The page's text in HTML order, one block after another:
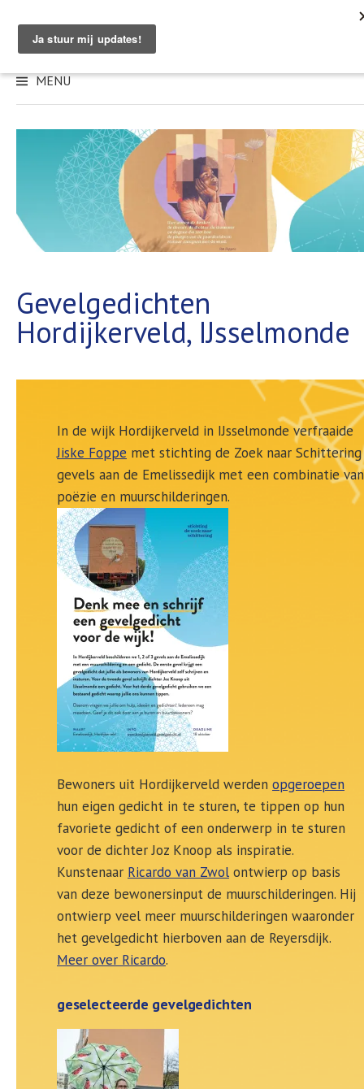
to
content
MENU
Gevelgedichten
Hordijkerveld, IJsselmonde
In de wijk Hordijkerveld in IJsselmonde verfraaide
Jiske Foppe met stichting de Zoek naar Schittering
gevels aan de Emelissedijk met een combinatie van
poëzie en muurschilderingen.
Bewoners uit Hordijkerveld werden opgeroepen
hun eigen gedicht in te sturen, te tippen op hun
favoriete gedicht of een onderwerp in te sturen
voor de dichter Joz Knoop als inspiratie.
Kunstenaar Ricardo van Zwol ontwierp op basis
van deze bewonersinput de muurschilderingen. Hij
ontwierp veel meer muurschilderingen waaronder
het gevelgedicht hierboven aan de Reyersdijk.
Meer over Ricardo.
geselecteerde gevelgedichten